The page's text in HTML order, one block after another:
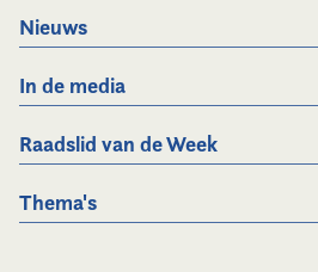
Nieuws
In de media
Raadslid van de Week
Thema's